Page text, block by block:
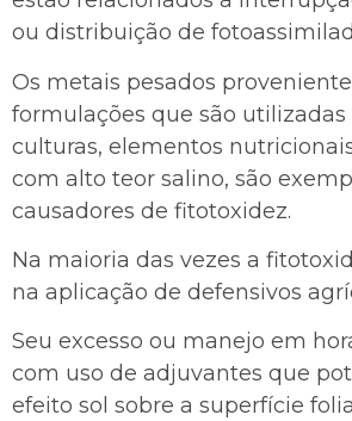
ou distribuição de
Os metais pesados
formulações que são
culturas, elementos
com alto teor salino, são
causadores de fitotoxidez.
Na maioria das vezes a
na aplicação de defensivos
Seu excesso ou manejo em
com uso de adjuvantes que
efeito sol sobre a superfície